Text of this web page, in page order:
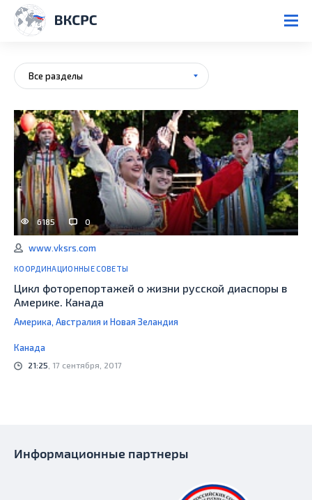
Все разделы
6185 0
www.vksrs.com
КООРДИНАЦИОННЫЕ СОВЕТЫ
Цикл фоторепортажей о жизни русской диаспоры в
Америке. Канада
Америка, Австралия и Новая Зеландия
Канада
21:25 , 17 сентября, 2017
Информационные партнеры